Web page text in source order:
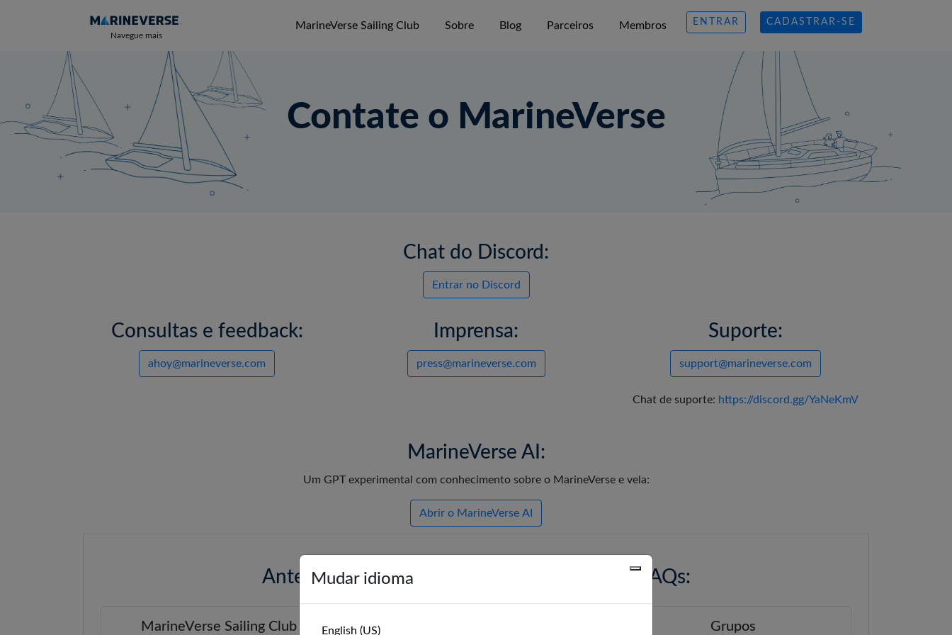
Navegue mais
MarineVerse Sailing Club Sobre Blog Parceiros Membros ENTRAR CADASTRAR-SE
Contate o MarineVerse
Chat do Discord:
Entrar no Discord
Consultas e feedback:
ahoy@marineverse.com
Imprensa:
press@marineverse.com
Suporte:
support@marineverse.com
Chat de suporte: https://discord.gg/YaNeKmV
MarineVerse AI:
Um GPT experimental com conhecimento sobre o MarineVerse e vela:
Abrir o MarineVerse AI
Antes de entrar em contato, confira nossas FAQs:
MarineVerse Sailing Club Grupos
Mudar idioma
English (US)